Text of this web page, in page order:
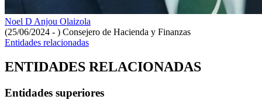
Noel D Anjou Olaizola
(25/06/2024 - ) Consejero de Hacienda y Finanzas
Entidades relacionadas
ENTIDADES RELACIONADAS
Entidades superiores